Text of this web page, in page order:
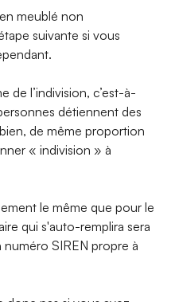
meublé non
suivante si vous
de l’indivision, c’est-à-
détiennent des
de même proportion
« indivision » à
le même que pour le
qui s'auto-remplira sera
SIREN propre à